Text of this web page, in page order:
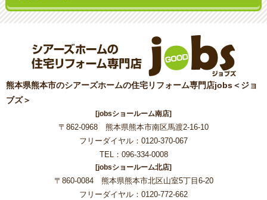
熊本県熊本市のシアーズホームの住宅リフォーム専門店jobs＜ジョ
ブズ＞
[jobsショールーム南店]
〒862-0968 熊本県熊本市南区馬渡2-16-10
フリーダイヤル：0120-370-067
TEL：096-334-0008
[jobsショールーム北店]
〒860-0084 熊本県熊本市北区山室5丁目6-20
フリーダイヤル：0120-772-662